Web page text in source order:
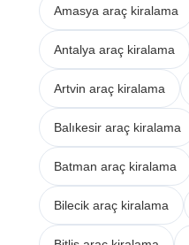
Amasya araç kiralama
Antalya araç kiralama
Artvin araç kiralama
Balıkesir araç kiralama
Batman araç kiralama
Bilecik araç kiralama